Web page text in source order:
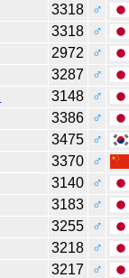
3318
♂
3318
♂
2972
♂
3287
♂
3148
♂
3386
♂
3475
♂
3370
♂
3140
♂
3183
♂
3255
♂
3218
♂
3217
♂